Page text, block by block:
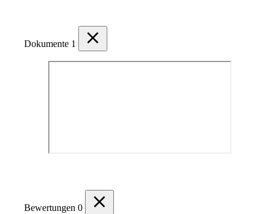
Dokumente 1
Bewertungen 0